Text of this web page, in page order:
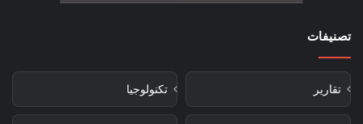
تصنيفات
تقارير تكنولوجيا